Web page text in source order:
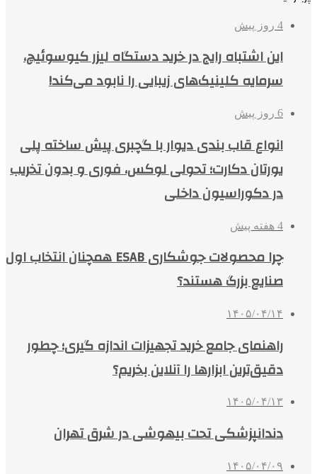
4 روز پیش
این اشتباه رایج در خرید دستگاه لیزر کیوسوئیچ،
سرمایه کلینیک‌های زیبایی را نابود می‌کند!
6 روز پیش
انواع قاب بندی دیوار با گچبری پیش ساخته پلی
یورتان دکارت؛ تحولی لوکس، فوری و بدون تخریب
در دکوراسیون داخلی
4 هفته پیش
چرا محصولات جوشکاری ESAB همچنان انتخاب اول
صنایع بزرگ هستند؟
۱۴۰۵/۰۴/۱۴
راهنمای جامع خرید تجهیزات اندازه گیری؛ چطور
دقیق‌ترین ابزارها را آنلاین بخریم؟
۱۴۰۵/۰۴/۱۳
دندانپزشکی تحت بیهوشی در شرق تهران
۱۴۰۵/۰۴/۰۹